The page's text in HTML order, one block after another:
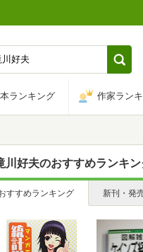
本ランキング 作家ラン
川好夫のおすすめランキン
すすめランキング 新刊・発